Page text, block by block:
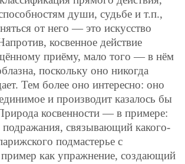
души, судьбе и т.п.,
от него — это искусство
косвенное действие
приёму, мало того — в нём
поскольку оно никогда
Тем более оно интересно: оно
и производит казалось бы
косвенности — в примере:
подражания, связывающий какого-
подмастерье с
как упражнение, создающий